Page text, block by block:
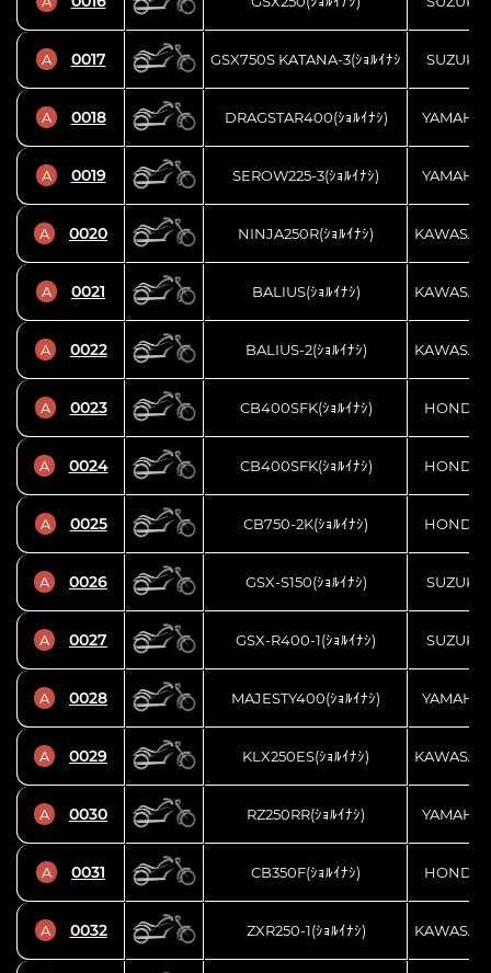
A 0017 GSX750S KATANA-3(ｼｮﾙｲﾅｼ SUZUKI
A 0018 DRAGSTAR400(ｼｮﾙｲﾅｼ) YAMAHA
A 0019 SEROW225-3(ｼｮﾙｲﾅｼ) YAMAHA
A 0020 NINJA250R(ｼｮﾙｲﾅｼ) KAWASAKI
A 0021 BALIUS(ｼｮﾙｲﾅｼ) KAWASAKI
A 0022 BALIUS-2(ｼｮﾙｲﾅｼ) KAWASAKI
A 0023 CB400SFK(ｼｮﾙｲﾅｼ) HONDA
A 0024 CB400SFK(ｼｮﾙｲﾅｼ) HONDA
A 0025 CB750-2K(ｼｮﾙｲﾅｼ) HONDA
A 0026 GSX-S150(ｼｮﾙｲﾅｼ) SUZUKI
A 0027 GSX-R400-1(ｼｮﾙｲﾅｼ) SUZUKI
A 0028 MAJESTY400(ｼｮﾙｲﾅｼ) YAMAHA
A 0029 KLX250ES(ｼｮﾙｲﾅｼ) KAWASAKI
A 0030 RZ250RR(ｼｮﾙｲﾅｼ) YAMAHA
A 0031 CB350F(ｼｮﾙｲﾅｼ) HONDA
A 0032 ZXR250-1(ｼｮﾙｲﾅｼ) KAWASAKI